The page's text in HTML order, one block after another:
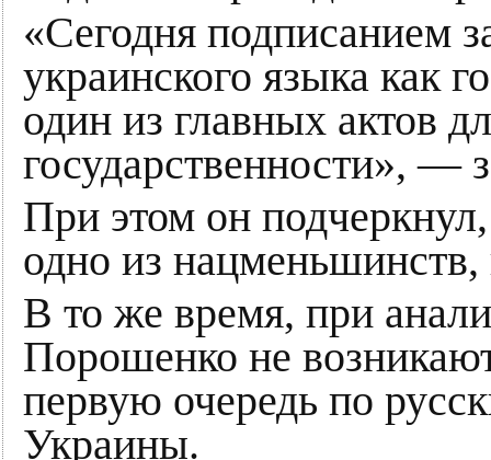
«Сегодня подписанием
украинского языка как
один из главных актов
государственности», —
При этом он подчеркнул,
одно из
В то же время, при
Порошенко не
первую очередь по
Украины.